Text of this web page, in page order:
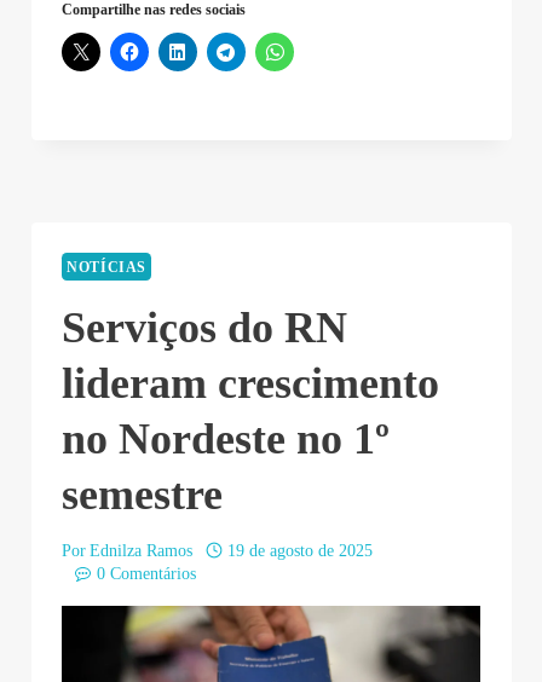
Compartilhe nas redes sociais
NOTÍCIAS
Serviços do RN
lideram crescimento
no Nordeste no 1º
semestre
Por Ednilza Ramos
19 de agosto de 2025
0 Comentários